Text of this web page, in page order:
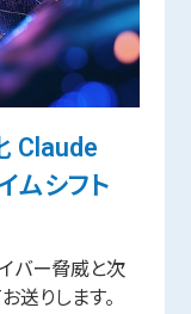
Claude
ムシフト
バー脅威と次
送りします。